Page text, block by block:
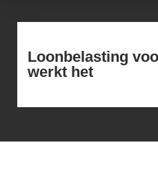
Loonbelasting
werkt het